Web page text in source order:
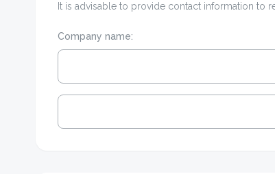
It is advisable to provide contact information to
Company name: